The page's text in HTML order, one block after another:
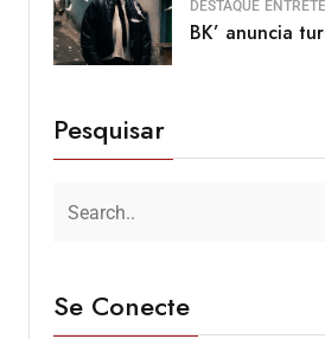
DESTAQUE
BK’ anuncia
Pesquisar
Se Conecte